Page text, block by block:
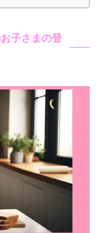
子さまの登